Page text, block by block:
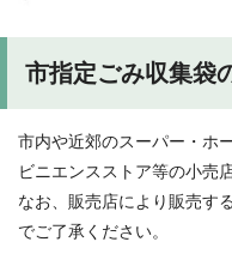
市指定ごみ収集袋
市内や近郊のスーパー・ホ
ビニエンスストア等の小売
なお、販売店により販売す
でご了承ください。